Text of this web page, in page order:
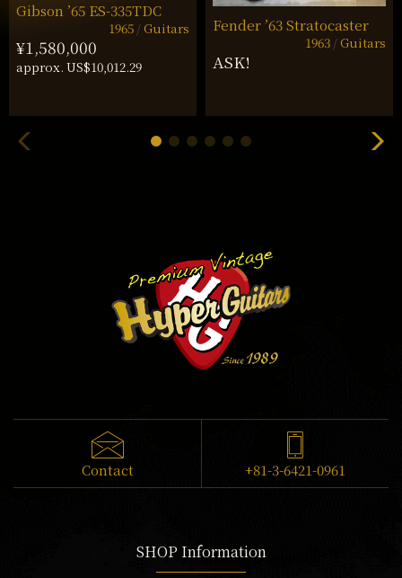
Gibson ’65 ES-335TDC
1965 Guitars
¥1,580,000
approx. US$10,012.29
Fender ’63 Stratocaster
1963 Guitars
ASK!
Contact +81-3-6421-0961
SHOP Information